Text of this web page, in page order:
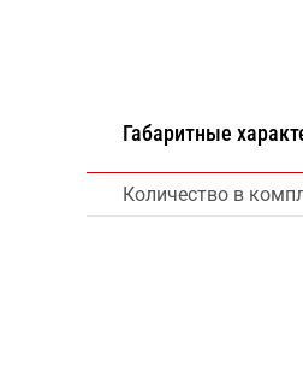
Габаритные
Количество в